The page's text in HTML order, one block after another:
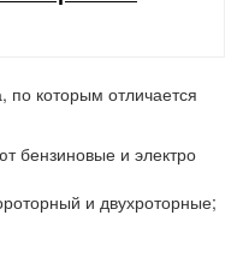
по которым отличается
бензиновые и электро
и двухроторные;